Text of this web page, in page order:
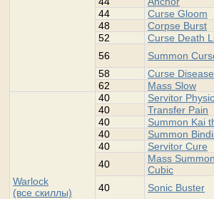
44
Curse Gloom
48
Corpse Burst
52
Curse Death
56
Summon
58
Curse Disease
62
Mass Slow
Warlock
(все скиллы)
40 Servitor
40
Transfer Pain
40
Summon Kai
40
Summon
40
Servitor Cure
40
Mass
Cubic
40 Sonic Buster